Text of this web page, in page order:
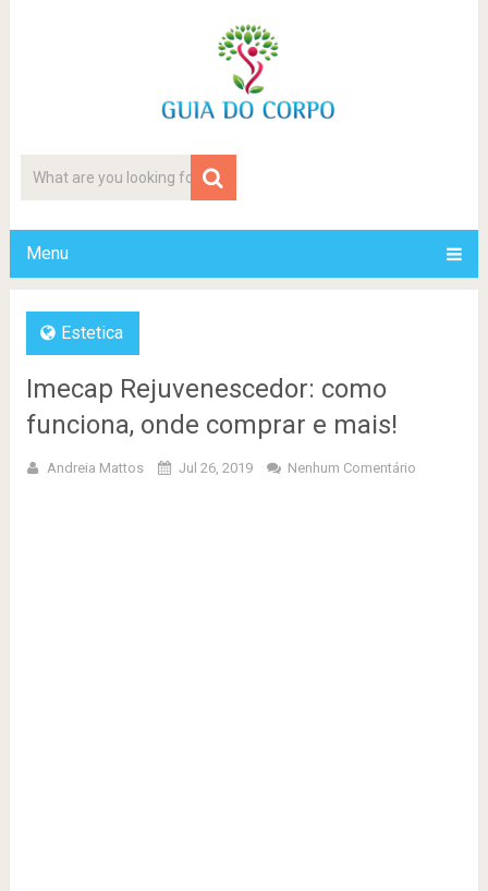
Menu
Estetica
Imecap Rejuvenescedor: como
funciona, onde comprar e mais!
Andreia Mattos Jul 26, 2019 Nenhum Comentário